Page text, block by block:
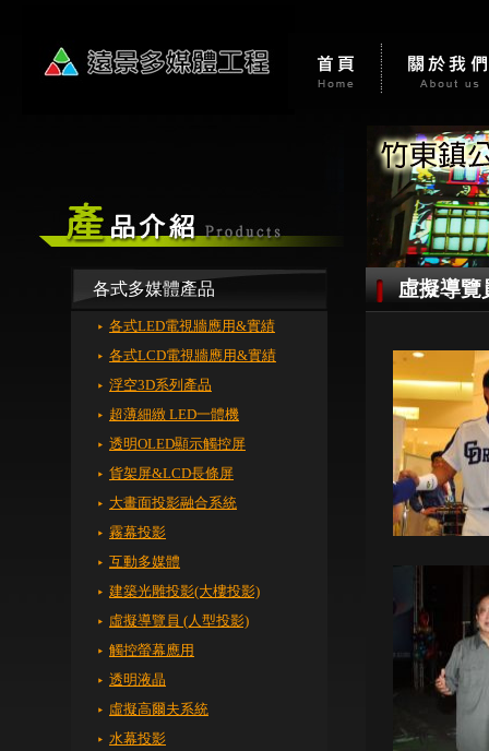
各式多媒體產品
各式LED電視牆應用&實績
各式LCD電視牆應用&實績
浮空3D系列產品
超薄細緻 LED一體機
透明OLED顯示觸控屏
貨架屏&LCD長條屏
大畫面投影融合系統
霧幕投影
互動多媒體
建築光雕投影(大樓投影)
虛擬導覽員 (人型投影)
觸控螢幕應用
透明液晶
虛擬高爾夫系統
水幕投影
虛擬導覽